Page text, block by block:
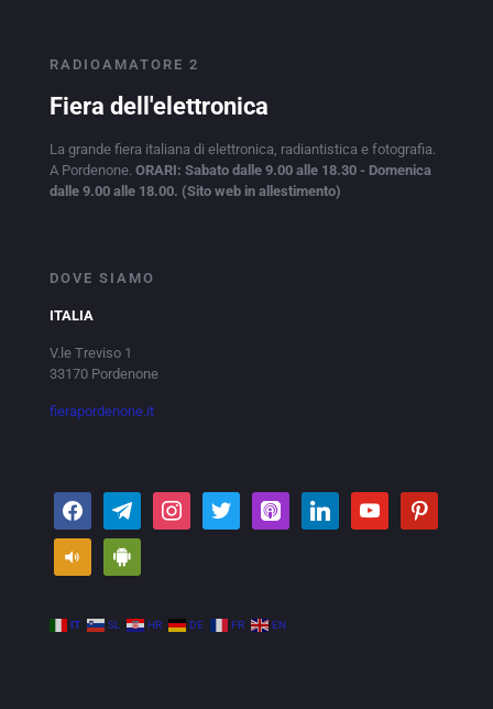
RADIOAMATORE 2
Fiera dell'elettronica
La grande fiera italiana di elettronica, radiantistica e fotografia.
A Pordenone. ORARI: Sabato dalle 9.00 alle 18.30 - Domenica
dalle 9.00 alle 18.00. (Sito web in allestimento)
DOVE SIAMO
ITALIA
V.le Treviso 1
33170 Pordenone
fierapordenone.it
IT SL HR DE FR EN